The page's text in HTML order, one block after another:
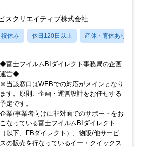
スクリエイティブ株式会社
祝休み 休日120日以上 産休・育休あり
◆富士フイルムBIダイレクト事務局の企画
運営◆
※当該窓口はWEBでの対応がメインとなり
ます。原則、企画・運営設計をお任せする
予定です。
企業/事業者向けに非対面でのサポートをお
こなっている富士フイルムBIダイレクト
（以下、FBダイレクト）、物販/他サービ
スの販売を行なっているイー・クイックス